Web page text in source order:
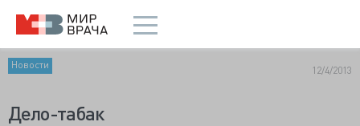
Новости 12/4/2013
Дело-табак